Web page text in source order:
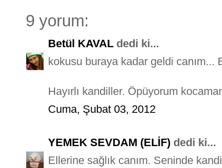
9 yorum:
Betül KAVAL dedi ki...
kokusu buraya kadar geldi canım...
Hayırlı kandiller. Öpüyorum
Cuma, Şubat 03, 2012
YEMEK SEVDAM (ELİF) dedi ki...
Ellerine sağlık canım. Seninde